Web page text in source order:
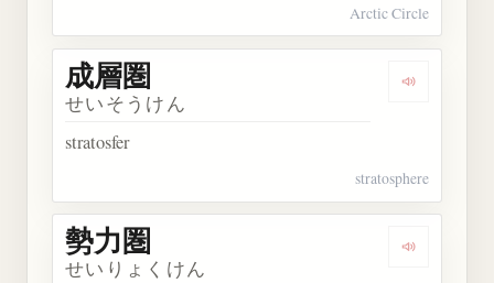
Arctic Circle
Dengarkan
成層圏
せいそうけん
stratosfer
stratosphere
Dengarkan
勢力圏
せいりょくけん